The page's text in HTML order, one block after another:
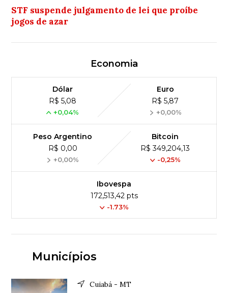
STF suspende julgamento de lei que proíbe
jogos de azar
Economia
Dólar
R$ 5,08
+0,04%
Euro
R$ 5,87
+0,00%
Peso Argentino
R$ 0,00
+0,00%
Bitcoin
R$ 349,204,13
-0,25%
Ibovespa
172,513,42 pts
-1.73%
Municípios
Cuiabá - MT